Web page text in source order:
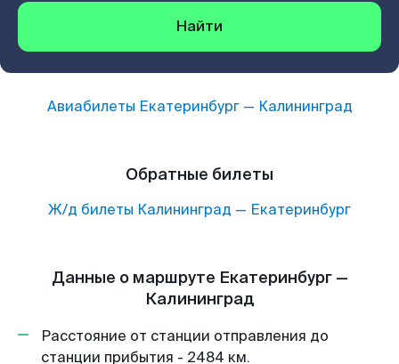
Найти
Авиабилеты Екатеринбург— Калининград
Обратные билеты
Ж/д билеты Калининград — Екатеринбург
Данные о маршруте Екатеринбург —
Калининград
Расстояние от станции отправления до
станции прибытия - 2484 км.